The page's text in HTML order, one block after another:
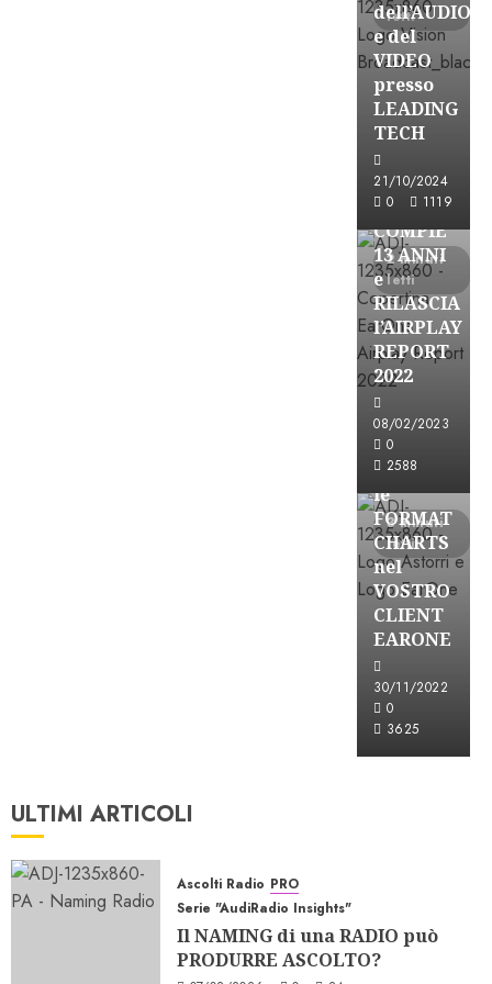
letti
dell’AUDIO
e del
VIDEO
presso
LEADING
TECH
21/10/2024
0
1119
2 minuti
letti
Partnership
EARONE
COMPIE
13 ANNI
e
RILASCIA
l’AIRPLAY
REPORT
2022
08/02/2023
0
2588
3 minuti
letti
Partnership
le
FORMAT
CHARTS
nel
VOSTRO
CLIENT
EARONE
30/11/2022
0
3625
ULTIMI ARTICOLI
Ascolti Radio PRO
Serie "AudiRadio Insights"
Il NAMING di una RADIO può
PRODURRE ASCOLTO?